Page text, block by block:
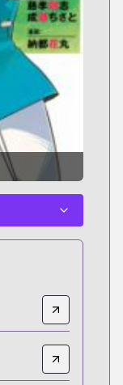
instant-death-